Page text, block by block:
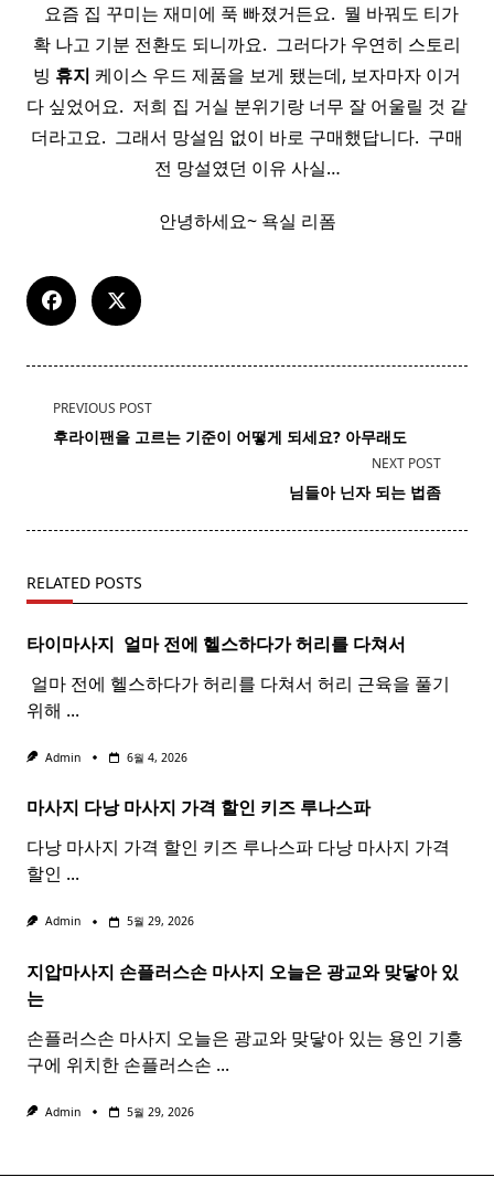
​ ​ 요즘 집 꾸미는 재미에 푹 빠졌거든요. ​ 뭘 바꿔도 티가
확 나고 기분 전환도 되니까요. ​ 그러다가 우연히 스토리
빙 휴지 케이스 우드 제품을 보게 됐는데, 보자마자 이거
다 싶었어요. ​ 저희 집 거실 분위기랑 너무 잘 어울릴 것 같
더라고요. ​ 그래서 망설임 없이 바로 구매했답니다. ​ 구매
전 망설였던 이유 사실…
안녕하세요~ 욕실 리폼
<span
class="nav-
text">Page</span>
PREVIOUS POST
후라이팬을 고르는 기준이 어떻게 되세요? 아무래도
NEXT POST
​ ​ 님들아 닌자되는 법좀
RELATED POSTS
타이마사지 ​ 얼마 전에 헬스하다가 허리를 다쳐서
​ 얼마 전에 헬스하다가 허리를 다쳐서 허리 근육을 풀기
위해 ...
Admin 6월 4, 2026
마사지 다낭마사지 가격 할인 키즈 루나스파
다낭 마사지 가격 할인 키즈 루나스파 다낭 마사지 가격
할인 ...
Admin 5월 29, 2026
지압마사지 손플러스손 마사지 오늘은 광교와 맞닿아 있
는
손플러스손 마사지 오늘은 광교와 맞닿아 있는 용인 기흥
구에 위치한 손플러스손 ...
Admin 5월 29, 2026